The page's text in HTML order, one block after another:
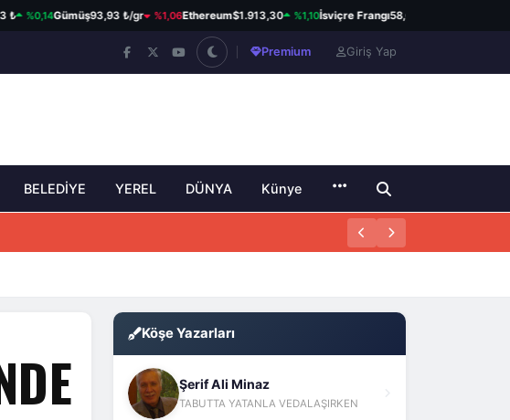
Gümüş93,93 ₺/gr %1,06Ethereum$1.913,30 %1,10İsviçre Frangı58,60 ₺
Premium Giriş Yap
BELEDİYE YEREL DÜNYA Künye
Köşe Yazarları
Şerif Ali Minaz
TABUTTA YATANLA VEDALAŞIRKEN